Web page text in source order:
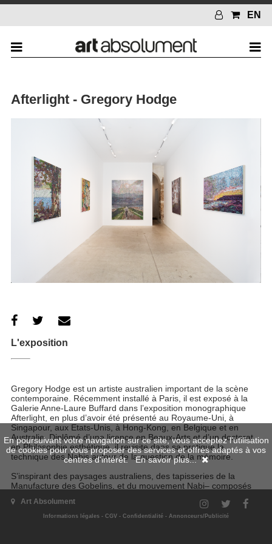
EN
Afterlight - Gregory Hodge
L'exposition
Gregory Hodge est un artiste australien important de la scène
contemporaine. Récemment installé à Paris, il est exposé à la
Galerie Anne-Laure Buffard dans l’exposition monographique
Afterlight, en plus d’avoir été présenté au Royaume-Uni, à
Singapour, aux Etats-Unis, à Hong-Kong, en Belgique et en
Australie. Diplômé d’une licence en Beaux-Arts et d’un doctorat
en Philosophie esthétique, il revisite dans sa pratique la
technique des Nabis autour de la question de la mémoire.
S’inspirant des paysages australiens, des tapisseries de la
Manufacture des Gobelins, et du mouvement Nabi– composés
propose des œuvres riches en détails et en impressions.
Presque des trompe-l’œil, ses toiles d’envergure jouent sur la
Art Absolument
Informations légales - CGV - Confidentialité - Annonceurs/Publicité
En poursuivant votre navigation sur ce site, vous acceptez l'utilisation
de cookies pour vous proposer des services et offres adaptés à vos
centres d'intérêt.En savoir plus...